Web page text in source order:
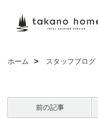
ホーム スタッフブログ
前の記事